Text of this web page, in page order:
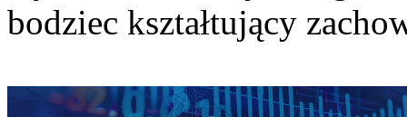
bodziec kształtujący